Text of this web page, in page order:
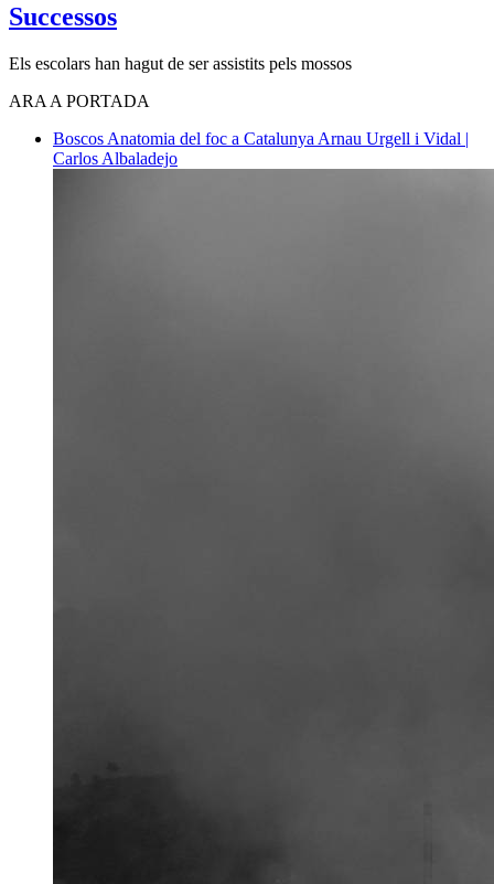
Successos
Els escolars han hagut de ser assistits pels mossos
ARA A PORTADA
Boscos Anatomia del foc a Catalunya Arnau Urgell i Vidal |
Carlos Albaladejo